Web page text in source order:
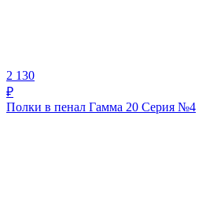
2 130
₽
Полки в пенал Гамма 20 Серия №4